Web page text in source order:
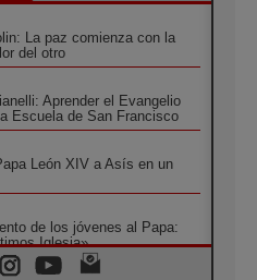
La paz comienza con la
del otro
Aprender el Evangelio
Escuela de San Francisco
León XIV a Asís en un
de los jóvenes al Papa:
Iglesia»